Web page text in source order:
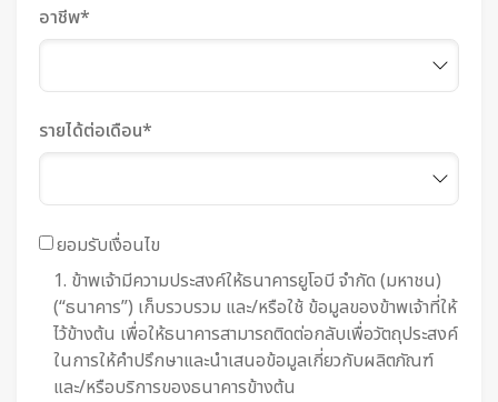
อาชีพ*
รายได้ต่อเดือน*
ยอมรับเงื่อนไข
1. ข้าพเจ้ามีความประสงค์ให้ธนาคารยูโอบี จำกัด (มหาชน)
(“ธนาคาร”) เก็บรวบรวม และ/หรือใช้ ข้อมูลของข้าพเจ้าที่ให้
ไว้ข้างต้น เพื่อให้ธนาคารสามารถติดต่อกลับเพื่อวัตถุประสงค์
ในการให้คำปรึกษาและนำเสนอข้อมูลเกี่ยวกับผลิตภัณฑ์
และ/หรือบริการของธนาคารข้างต้น